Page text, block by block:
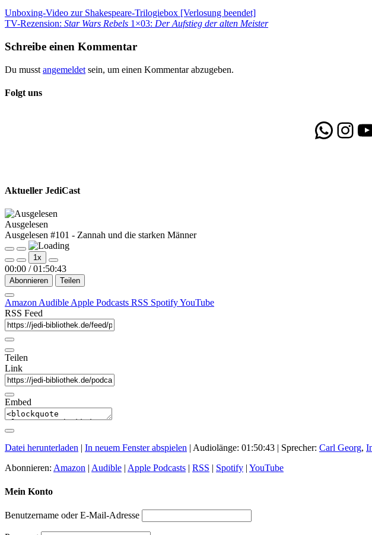
Beitragsnavigation
Vorheriger
Beitrag:
Unboxing-Video zur Shakespeare-Trilogiebox [Verlosung beendet]
Nächster
TV-Rezension: Star Wars Rebels 1×03: Der Aufstieg der alten Meister
Schreibe einen Kommentar
Du musst angemeldet sein, um einen Kommentar abzugeben.
Folgt uns
Folgt
Aktueller JediCast
Ausgelesen
Ausgelesen #101 - Zannah und die starken Männer
Play
Episode
Pause
Episode
1x
00:00 / 01:50:43
Abonnieren Teilen
AmazonAudibleApple Podcasts RSS SpotifyYouTube
RSS Feed
Teilen
Link
Embed
Datei herunterladen In neuem Fenster abspielen Audiolänge: 01:50:43 | Sprecher: Carl Georg,
Abonnieren: Amazon Audible Apple Podcasts RSS Spotify YouTube
Mein Konto
Benutzername oder E-Mail-Adresse